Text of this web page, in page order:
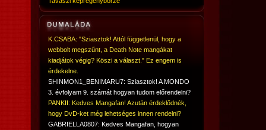
K.CSABA: "Sziasztok! Attól függetlenül, hogy a
webbolt megszűnt, a Death Note mangákat
kiadjátok végig? Köszi a választ." Ez engem is
érdekelne.
SHINMON1_BENIMARU7: Sziasztok! A MONDO
3. évfolyam 9. számát hogyan tudom előrendelni?
PANKII: Kedves Mangafan! Azután érdeklődnék,
hogy DvD-ket még lehetséges innen rendelni?
GABRIELLA0807: Kedves Mangafan, hogyan